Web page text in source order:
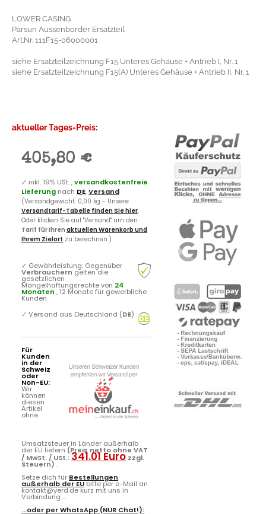
LOWER CASING
Parsun Aussenborder Ersatzteil
Art.Nr. 111F15-06000001
siehe Ersatzteilzeichnung F15 Unteres Gehäuse + Antrieb I, Nr. 1
siehe Ersatzteilzeichnung F15(A) Unteres Gehäuse + Antrieb II, Nr. 1
aktueller Tages-Preis:
405,80 €
✓ inkl. 19% USt. ,versandkostenfreie
Lieferung nach DE.Versand
(Versandgewicht: 0,00 kg - Unsere
Versandtarif-Tabelle finden Sie hier.
Oder klicken Sie auf "Versand" um den
Tarif für Ihren aktuellen Warenkorb und
Ihrem Zielort zu berechnen.)
✓ Gewährleistung: Gegenüber
Verbrauchern gelten die
gesetzlichen
Mängelhaftungsrechte von 24
Monaten , 12 Monate für gewerbliche
Kunden.
✓ Versand aus Deutschland (DE)
Für
Kunden
in der
Schweiz
oder
Non-EU:
Wir
können
diesen
Artikel
ohne
Umsatzsteuer in Länder außerhalb
der EU liefern (Preis netto ohne VAT
/ MwSt. / USt.:341.01 Euro zzgl.
Steuern) .
Setze dich für Bestellungen
außerhalb der EUbitte per e-Mail an
kontakt@yerd.de kurz mit uns in
Verbindung ...
...oder perWhatsApp (NUR Chat!):